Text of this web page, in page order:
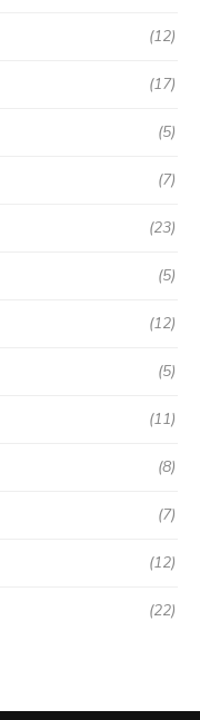
(12)
(17)
(5)
(7)
(23)
(5)
(12)
(5)
(11)
(8)
(7)
(12)
(22)